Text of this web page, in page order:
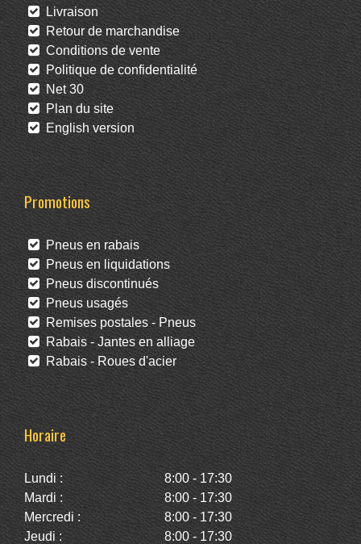
Livraison
Retour de marchandise
Conditions de vente
Politique de confidentialité
Net 30
Plan du site
English version
Promotions
Pneus en rabais
Pneus en liquidations
Pneus discontinués
Pneus usagés
Remises postales - Pneus
Rabais - Jantes en alliage
Rabais - Roues d'acier
Horaire
Lundi :
8:00 - 17:30
Mardi :
8:00 - 17:30
Mercredi :
8:00 - 17:30
Jeudi :
8:00 - 17:30